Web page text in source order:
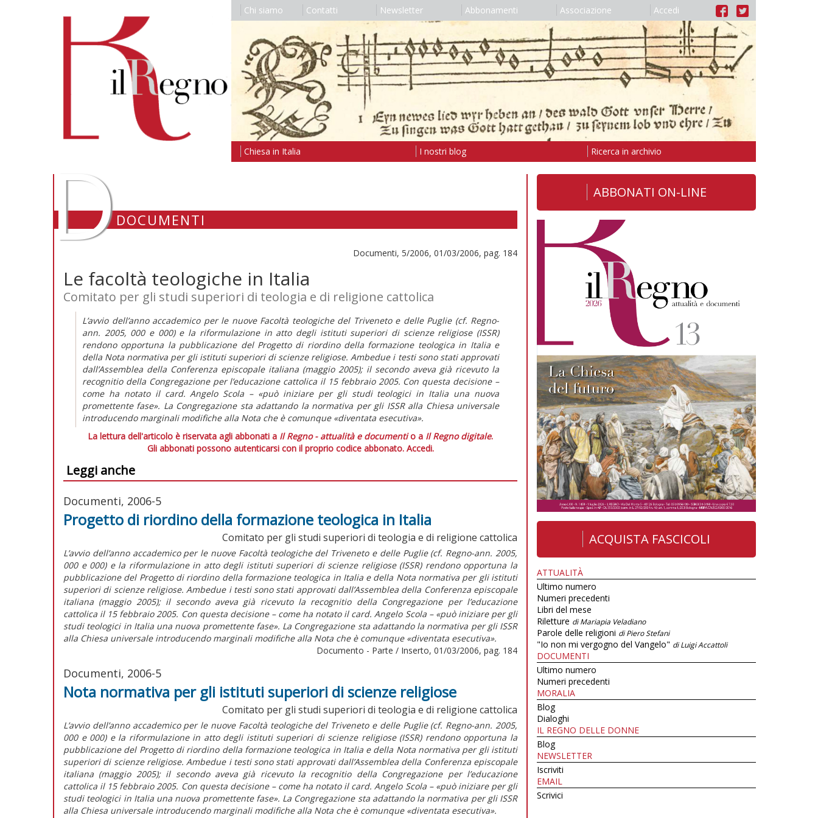
Chi siamo Contatti Newsletter Abbonamenti Associazione Accedi
Chiesa in Italia I nostri blog Ricerca in archivio
DDOCUMENTI
Documenti, 5/2006, 01/03/2006, pag. 184
Le facoltà teologiche in Italia
Comitato per gli studi superiori di teologia e di religione cattolica
L’avvio dell’anno accademico per le nuove Facoltà teologiche del Triveneto e delle Puglie (cf. Regno-
ann. 2005, 000 e 000) e la riformulazione in atto degli istituti superiori di scienze religiose (ISSR)
rendono opportuna la pubblicazione del Progetto di riordino della formazione teologica in Italia e
della Nota normativa per gli istituti superiori di scienze religiose. Ambedue i testi sono stati approvati
dall’Assemblea della Conferenza episcopale italiana (maggio 2005); il secondo aveva già ricevuto la
recognitio della Congregazione per l’educazione cattolica il 15 febbraio 2005. Con questa decisione –
come ha notato il card. Angelo Scola – «può iniziare per gli studi teologici in Italia una nuova
promettente fase». La Congregazione sta adattando la normativa per gli ISSR alla Chiesa universale
introducendo marginali modifiche alla Nota che è comunque «diventata esecutiva».
La lettura dell'articolo è riservata agli abbonati a Il Regno - attualità e documentio a Il Regno digitale.
Gli abbonati possono autenticarsi con il proprio codice abbonato. Accedi.
Leggi anche
Documenti, 2006-5
Progetto di riordino della formazione teologica in Italia
Comitato per gli studi superiori di teologia e di religione cattolica
L’avvio dell’anno accademico per le nuove Facoltà teologiche del Triveneto e delle Puglie (cf. Regno-ann. 2005,
000 e 000) e la riformulazione in atto degli istituti superiori di scienze religiose (ISSR) rendono opportuna la
pubblicazione del Progetto di riordino della formazione teologica in Italia e della Nota normativa per gli istituti
superiori di scienze religiose. Ambedue i testi sono stati approvati dall’Assemblea della Conferenza episcopale
italiana (maggio 2005); il secondo aveva già ricevuto la recognitio della Congregazione per l’educazione
cattolica il 15 febbraio 2005. Con questa decisione – come ha notato il card. Angelo Scola – «può iniziare per gli
studi teologici in Italia una nuova promettente fase». La Congregazione sta adattando la normativa per gli ISSR
alla Chiesa universale introducendo marginali modifiche alla Nota che è comunque «diventata esecutiva».
Documento - Parte / Inserto, 01/03/2006, pag. 184
Documenti, 2006-5
Nota normativa per gli istituti superiori di scienze religiose
Comitato per gli studi superiori di teologia e di religione cattolica
L’avvio dell’anno accademico per le nuove Facoltà teologiche del Triveneto e delle Puglie (cf. Regno-ann. 2005,
000 e 000) e la riformulazione in atto degli istituti superiori di scienze religiose (ISSR) rendono opportuna la
pubblicazione del Progetto di riordino della formazione teologica in Italia e della Nota normativa per gli istituti
superiori di scienze religiose. Ambedue i testi sono stati approvati dall’Assemblea della Conferenza episcopale
italiana (maggio 2005); il secondo aveva già ricevuto la recognitio della Congregazione per l’educazione
cattolica il 15 febbraio 2005. Con questa decisione – come ha notato il card. Angelo Scola – «può iniziare per gli
studi teologici in Italia una nuova promettente fase». La Congregazione sta adattando la normativa per gli ISSR
alla Chiesa universale introducendo marginali modifiche alla Nota che è comunque «diventata esecutiva».
ABBONATI ON-LINE
ACQUISTA FASCICOLI
ATTUALITÀ
Ultimo numero
Numeri precedenti
Libri del mese
Riletture di Mariapia Veladiano
Parole delle religioni di Piero Stefani
"Io non mi vergogno del Vangelo" di Luigi Accattoli
DOCUMENTI
Ultimo numero
Numeri precedenti
MORALIA
Blog
Dialoghi
IL REGNO DELLE DONNE
Blog
NEWSLETTER
Iscriviti
EMAIL
Scrivici